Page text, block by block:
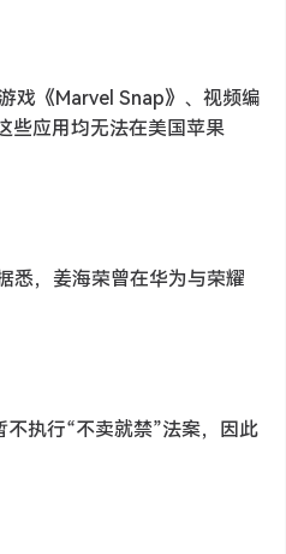
戏《Marvel Snap》、视频编
些应用均无法在美国苹果
悉，姜海荣曾在华为与荣耀
执行“不卖就禁”法案，因此